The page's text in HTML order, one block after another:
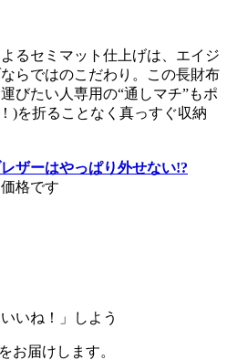
るセミマット仕上げは、エイジ
らではのこだわり。この長財布
びたい人専用の“通しマチ”もポ
)を折ることなく真っすぐ収納
ザーはやっぱり外せない!?
格です
いね！」しよう
お届けします。